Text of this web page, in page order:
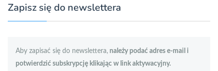
Zapisz się do newslettera
Aby zapisać się do newslettera, należy podać adres e-mail i
potwierdzić subskrypcję klikając w link aktywacyjny.